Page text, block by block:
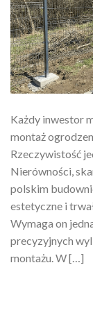
Każdy inwestor
montaż
Rzeczywistość
Nierówności,
polskim
estetyczne i
Wymaga on
precyzyjnych
montażu. W […]